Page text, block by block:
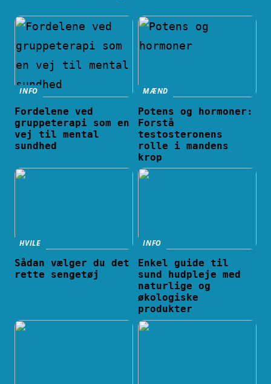
INFO
Fordelene ved
gruppeterapi som en
vej til mental
sundhed
MÆND
Potens og hormoner:
Forstå
testosteronens
rolle i mandens
krop
HVILE
Sådan vælger du det
rette sengetøj
INFO
Enkel guide til
sund hudpleje med
naturlige og
økologiske
produkter